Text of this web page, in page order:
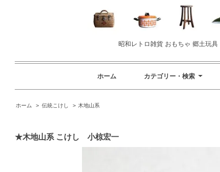
昭和レトロ雑貨 おもちゃ 郷土玩
ホーム カテゴリー・検索
ホーム > 伝統こけし > 木地山系
★木地山系 こけし 小椋宏一